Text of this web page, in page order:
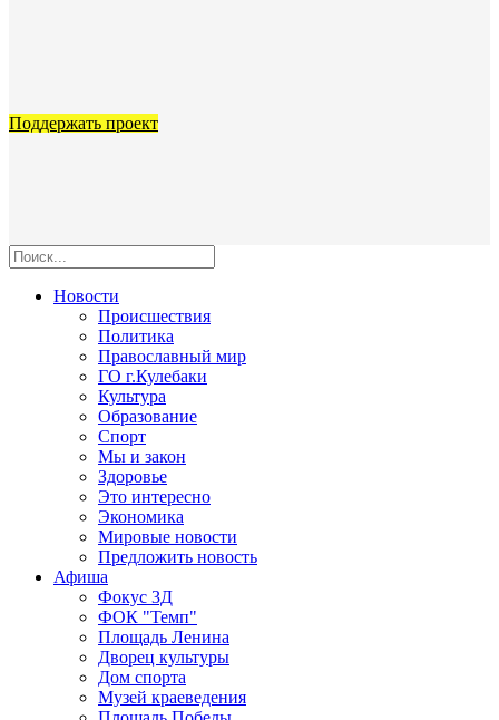
Поддержать проект
Новости
Происшествия
Политика
Православный мир
ГО г.Кулебаки
Культура
Образование
Спорт
Мы и закон
Здоровье
Это интересно
Экономика
Мировые новости
Предложить новость
Афиша
Фокус 3Д
ФОК "Темп"
Площадь Ленина
Дворец культуры
Дом спорта
Музей краеведения